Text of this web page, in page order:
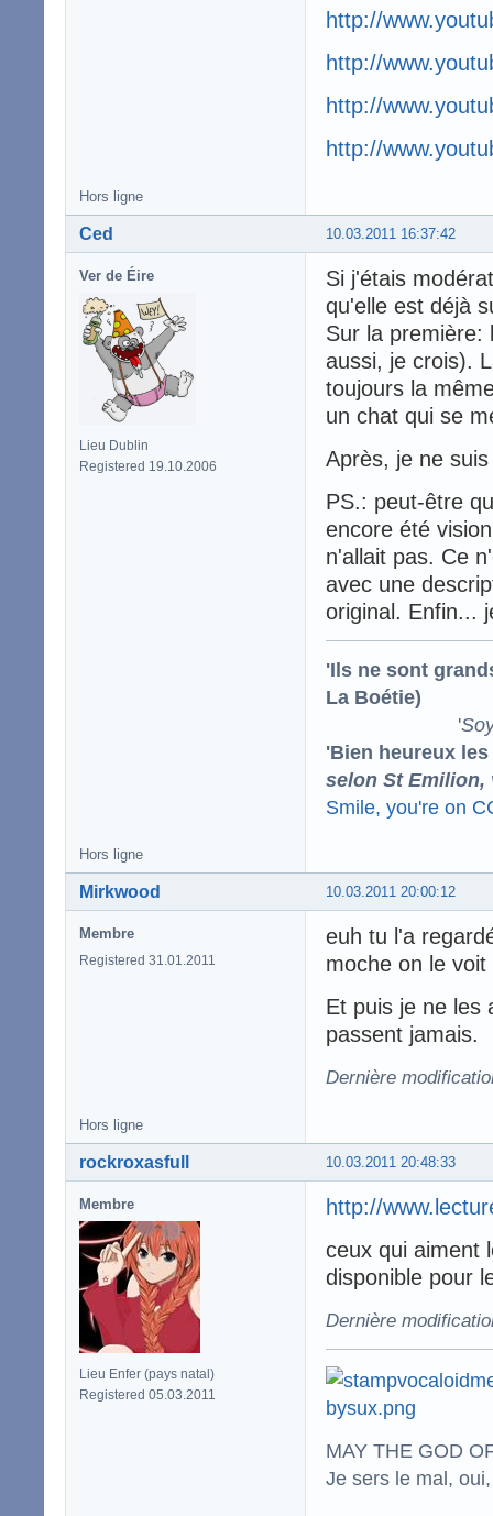
http://
http://
http://
http://
Hors ligne
10.03.2011 16:37:42
Ced
Ver de Éire
Lieu Dublin
Registered 19.10.2006
Si j'étais
qu'elle est déjà
Sur la première:
aussi, je crois).
toujours la
un chat qui se
Après, je ne
PS.: peut-être
encore été
n'allait pas. Ce
avec une
original. Enfin...
'Ils ne sont
La Boétie)
'
'Bien heureux
selon St Emilion,
Smile, you're on
Hors ligne
10.03.2011 20:00:12
Mirkwood
Membre
Registered 31.01.2011
euh tu l'a
moche on le
Et puis je ne les
passent jamais.
Dernière
Hors ligne
10.03.2011 20:48:33
rockroxasfull
Membre
Lieu Enfer (pays natal)
Registered 05.03.2011
http://
ceux qui aiment
disponible pour
Dernière
MAY THE GOD
Je sers le mal,